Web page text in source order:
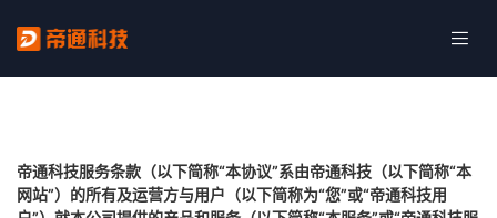
帝通科技服务条款（以下简称“本协议”系由帝通科技（以下简称“本
网站”）的所有及运营方与用户（以下简称为“您”或“帝通科技用